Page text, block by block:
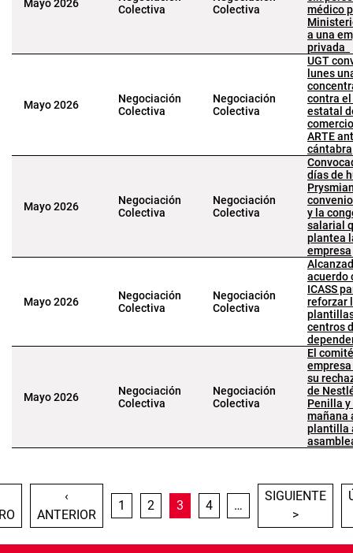
Mayo 2026
Colectiva
Colectiva
médico
a una
privada
Mayo 2026
Negociación
Colectiva
Negociación
Colectiva
UGT
lunes
contra
estatal
ARTE
cántabra
Mayo 2026
Negociación
Colectiva
Negociación
Colectiva
días de
y la
salarial
plantea
empresa
Mayo 2026
Negociación
Colectiva
Negociación
Colectiva
acuerdo
ICASS
reforzar
centros
Mayo 2026
Negociación
Colectiva
Negociación
Colectiva
El
su
de
Penilla y
mañana
plantilla
Paginación
PÁGINAPÁGINA ANTERIOR
‹
ANTERIOR
PÁGINA
1 PÁGINA
2 PÁGINA ACTUAL
3 PÁGINA
4 …
SIGUIENTE
SIGUIENTE
>